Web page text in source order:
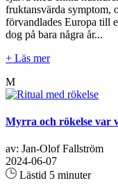
fruktansvärda symptom,
förvandlades Europa till
dog på bara några år...
+ Läs mer
M
Myrra och rökelse var
av: Jan-Olof Fallström
2024-06-07
Lästid 5 minuter